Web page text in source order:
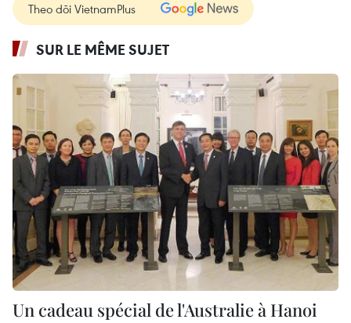
Theo dõi VietnamPlus
SUR LE MÊME SUJET
Un cadeau spécial de l'Australie à Hanoi